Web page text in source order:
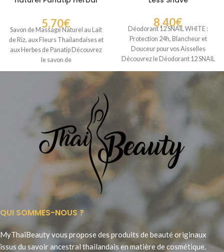
5,70€
Savon de Massage Naturel au Lait
de Riz, aux Fleurs Thaïlandaises et
aux Herbes de Panatip Découvrez
le savon de
8,40€
Déodorant 12 SNAIL WHITE :
Protection 24h, Blancheur et
Douceur pour vos Aisselles
Découvrez le Déodorant 12 SNAIL
QUI SOMMES-NOUS ?
MyThaïBeauty vous propose des produits de beauté originaux
issus du savoir ancestral thailandais en matière de cosmétique.